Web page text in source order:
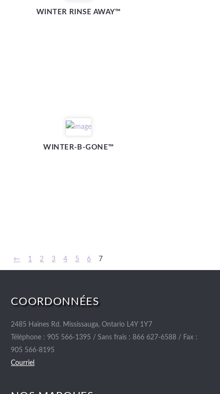
WINTER RINSE AWAY™
WINTER-B-GONE™
← 1 2 3 4 5 6 7
COORDONNÉES
2485 Haines Rd. Mississauga, Ontario L4Y 1Y7
Téléphone : 905 566-1395 / Sans frais : 866 627-6588 / Fax :
905 566-8195
Courriel